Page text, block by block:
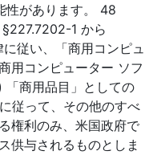
性があります。 48
1 から
従い、「商用コンピュ
用コンピューター ソフ
「商用品目」としての
従って、その他のすべ
権利のみ、米国政府で
供与されるものとしま